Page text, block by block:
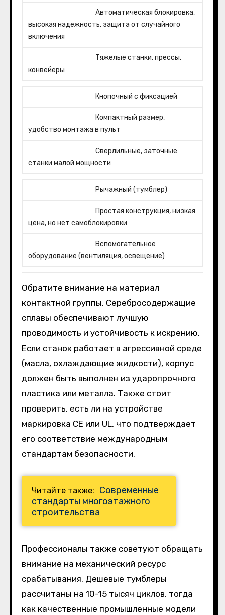
Автоматическая блокировка,
высокая надежность, защита от случайного
включения
Тяжелые станки, прессы,
конвейеры
Кнопочный с фиксацией
Компактный размер,
удобство монтажа в пульт
Сверлильные, заточные
станки малой мощности
Рычажный (тумблер)
Простая конструкция, низкая
цена, но нет самоблокировки
Вспомогательное
оборудование (вентиляция, освещение)
Обратите внимание на материал
контактной группы. Серебросодержащие
сплавы обеспечивают лучшую
проводимость и устойчивость к искрению.
Если станок работает в агрессивной среде
(масла, охлаждающие жидкости), корпус
должен быть выполнен из ударопрочного
пластика или металла. Также стоит
проверить, есть ли на устройстве
маркировка CE или UL, что подтверждает
его соответствие международным
стандартам безопасности.
Читайте также:
Современные
стандарты многоэтажного
строительства
Профессионалы также советуют обращать
внимание на механический ресурс
срабатывания. Дешевые тумблеры
рассчитаны на 10-15 тысяч циклов, тогда
как качественные промышленные модели